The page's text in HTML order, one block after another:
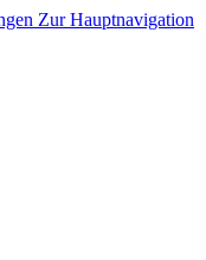
Zur Hauptnavigation